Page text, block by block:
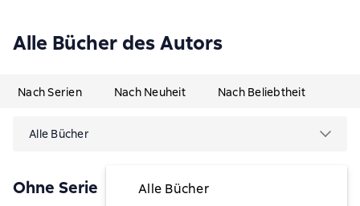
Alle Bücher des Autors
Nach Serien Nach Neuheit Nach Beliebtheit
Alle Bücher
Alle Bücher
Ohne Serie